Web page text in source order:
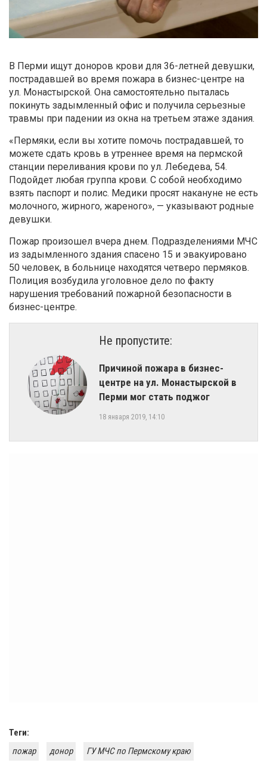
В Перми ищут доноров крови для 36-летней девушки,
пострадавшей во время пожара в бизнес-центре на
ул. Монастырской. Она самостоятельно пыталась
покинуть задымленный офис и получила серьезные
травмы при падении из окна на третьем этаже здания.
«Пермяки, если вы хотите помочь пострадавшей, то
можете сдать кровь в утреннее время на пермской
станции переливания крови по ул. Лебедева, 54.
Подойдет любая группа крови. С собой необходимо
взять паспорт и полис. Медики просят накануне не есть
молочного, жирного, жареного», — указывают родные
девушки.
Пожар произошел вчера днем. Подразделениями МЧС
из задымленного здания спасено 15 и эвакуировано
50 человек, в больнице находятся четверо пермяков.
Полиция возбудила уголовное дело по факту
нарушения требований пожарной безопасности в
бизнес-центре.
Не пропустите:
Причиной пожара в бизнес-
центре на ул. Монастырской в
Перми мог стать поджог
18 января 2019, 14:10
Теги:
пожар
донор
ГУ МЧС по Пермскому краю